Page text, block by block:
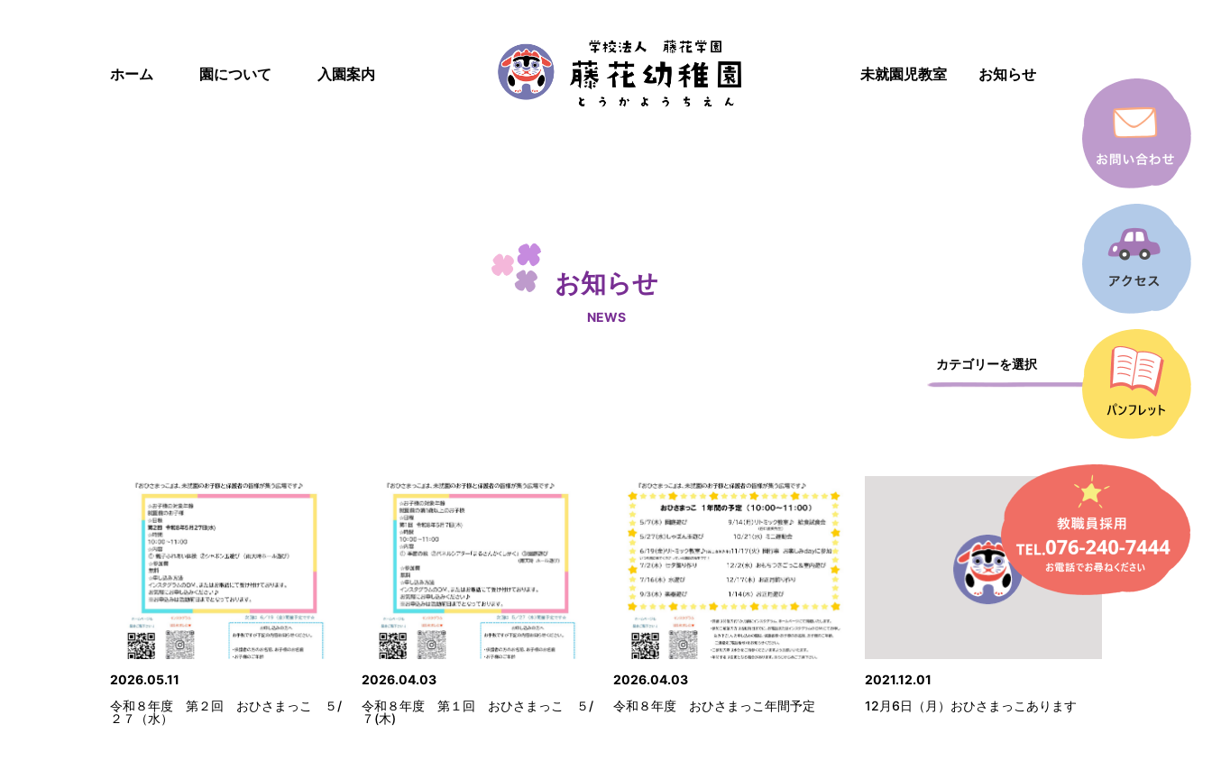
ホーム 園について 入園案内 未就園児教室 お知らせ
お知らせ
NEWS
2026.05.11
令和８年度 第２回 おひさまっこ ５/
２７（水）
2026.04.03
令和８年度 第１回 おひさまっこ ５/
７(木)
2026.04.03
令和８年度 おひさまっこ年間予定
2021.12.01
12月6日（月）おひさまっこあります